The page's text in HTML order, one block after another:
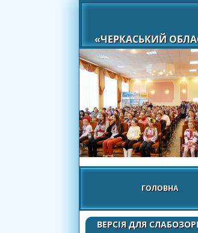
«ЧЕРКАСЬКИЙ
ГОЛОВНА
ВЕРСІЯ ДЛЯ